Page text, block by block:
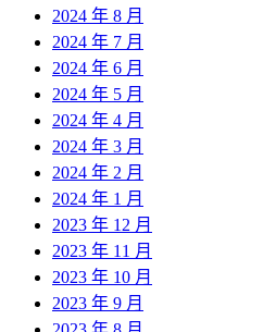
2024 年 8 月
2024 年 7 月
2024 年 6 月
2024 年 5 月
2024 年 4 月
2024 年 3 月
2024 年 2 月
2024 年 1 月
2023 年 12 月
2023 年 11 月
2023 年 10 月
2023 年 9 月